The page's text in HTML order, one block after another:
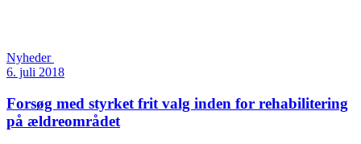
Nyheder
6. juli 2018
Forsøg med styrket frit valg inden for rehabilitering
på ældreområdet